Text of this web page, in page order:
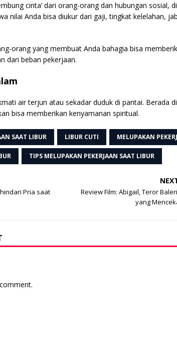
cinta’ dari orang-orang dan hubungan sosial,
nilai Anda bisa diukur dari gaji, tingkat kelelahan,
orang yang membuat Anda bahagia bisa
dari beban pekerjaan.
air terjun atau sekadar duduk di pantai. Berada
bisa memberikan kenyamanan spiritual.
SAAT LIBUR LIBUR CUTI MELUPAKAN
TIPS MELUPAKAN PEKERJAAN SAAT LIBUR
Pria saat
Review Film: Abigail, Teror
yang